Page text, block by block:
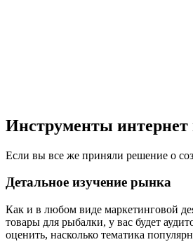
Инструменты интернет
Если вы все же приняли решение о
Детальное изучение рынка
Как и в любом виде маркетинговой
товары для рыбалки, у вас будет
оценить, насколько тематика